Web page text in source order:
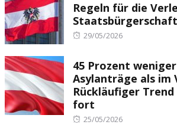
Regeln für die
Staatsbürgerschaft
Posted
29/05/2026
45 Prozent weniger
Asylanträge als im
Rückläufiger
fort
Posted
25/05/2026